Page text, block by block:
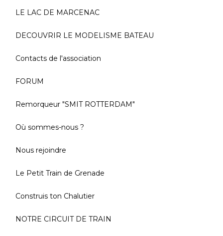
LE LAC DE MARCENAC
DECOUVRIR LE MODELISME BATEAU
Contacts de l'association
FORUM
Remorqueur "SMIT ROTTERDAM"
Où sommes-nous ?
Nous rejoindre
Le Petit Train de Grenade
Construis ton Chalutier
NOTRE CIRCUIT DE TRAIN